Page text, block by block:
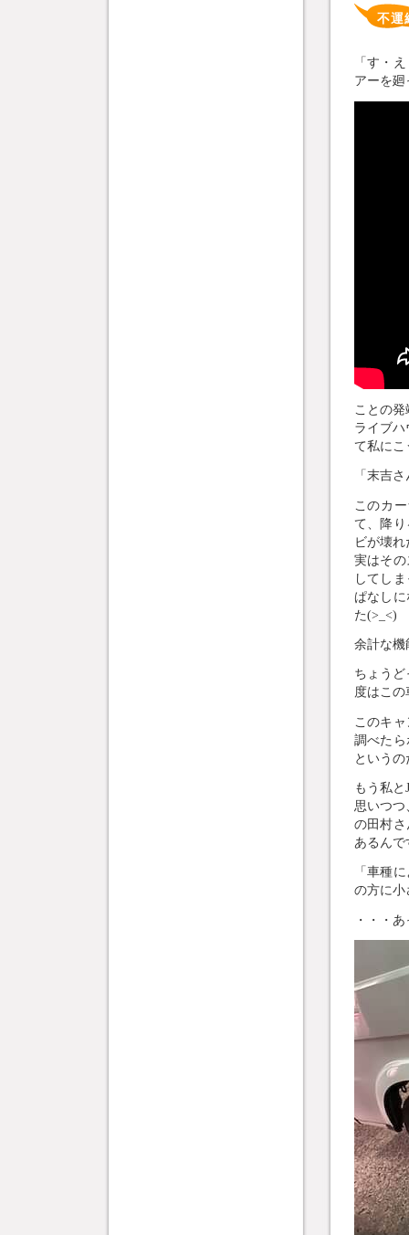
不運
「す・
アーを
ことの
ライブ
て私に
「末吉
このカ
て、降
ビが壊
実はそ
してし
ぱなし
た(>_<)
余計な機
ちょう
度はこ
このキ
調べた
という
もう私
思いつ
の田村
あるん
「車種
の方に小
・・・